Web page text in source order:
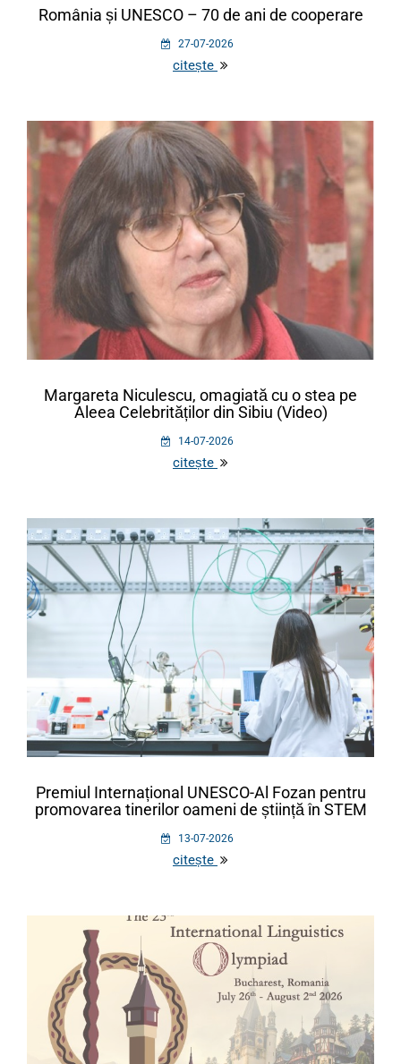
România și UNESCO – 70 de ani de cooperare
27-07-2026
citește
Margareta Niculescu, omagiată cu o stea pe
Aleea Celebrităților din Sibiu (Video)
14-07-2026
citește
Premiul Internațional UNESCO-Al Fozan pentru
promovarea tinerilor oameni de știință în STEM
13-07-2026
citește